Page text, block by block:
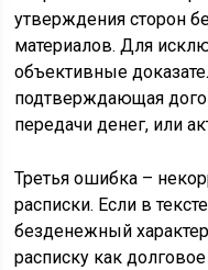
утверждения сторон
материалов. Для
объективные
подтверждающая
передачи денег, или
Третья ошибка –
расписки. Если в
безденежный
расписку как